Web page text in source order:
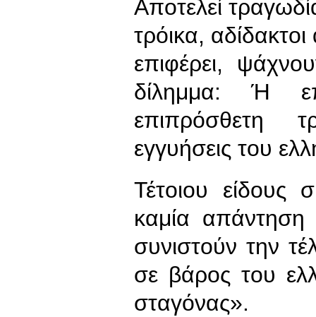
Αποτελεί
τρόικα,
επιφέρει,
δίλημμα: Ή
επιπρόσθετη
εγγυήσεις του
Τέτοιου είδους
καμία απάντηση
συνιστούν την
σε βάρος του
σταγόνας».